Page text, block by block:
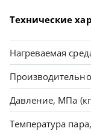
Технические
Нагреваемая
Давление, МПа
Температура